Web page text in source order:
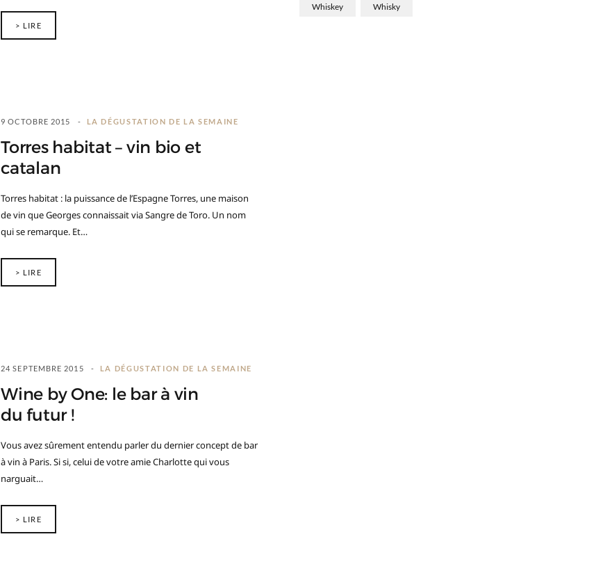
> LIRE
9 OCTOBRE 2015 LA DÉGUSTATION DE LA SEMAINE
Torres habitat – vin bio et
catalan
Torres habitat : la puissance de l’Espagne Torres, une maison
de vin que Georges connaissait via Sangre de Toro. Un nom
qui se remarque. Et…
> LIRE
24 SEPTEMBRE 2015 LA DÉGUSTATION DE LA SEMAINE
Wine by One: le bar à vin
du futur !
Vous avez sûrement entendu parler du dernier concept de bar
à vin à Paris. Si si, celui de votre amie Charlotte qui vous
narguait…
> LIRE
Whiskey Whisky